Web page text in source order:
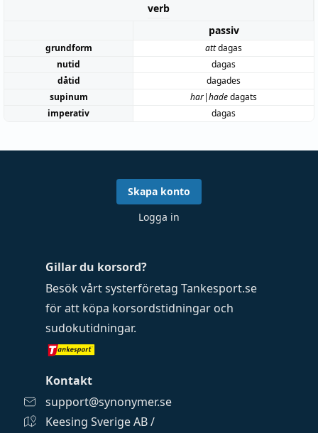
verb
passiv
grundform attdagas
nutid
dagas
dåtid
dagades
supinum
har|hadedagats
imperativ
dagas
Gillar du korsord?
Besök vårt systerföretag Tankesport.se
för att köpa korsordstidningar och
sudokutidningar.
Kontakt
support@synonymer.se
Keesing Sverige AB /
Skapa konto
Logga in